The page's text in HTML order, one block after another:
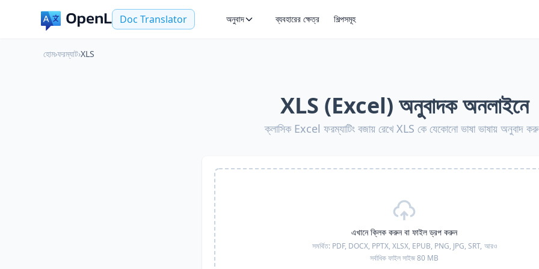
Doc Translator অনুবাদ ব্যবহারের ক্ষেত্র শিল্পসমূহ
হোম›ফরম্যাট›XLS
XLS (Excel) অনুবাদক অনলাইনে
ক্লাসিক Excel ফরম্যাটিং বজায় রেখে XLS কে যেকোনো ভাষা ভাষায় অনুবাদ
এখানে ক্লিক করুন বা ফাইল ড্রপ করুন
সমর্থিত: PDF, DOCX, PPTX, XLSX, EPUB, PNG, JPG, SRT, আরও
সর্বাধিক ফাইল সাইজ 80 MB